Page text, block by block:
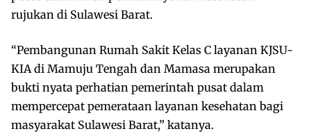
rujukan di Sulawesi Barat.
“Pembangunan Rumah Sakit Kelas C layanan KJSU-
KIA di Mamuju Tengah dan Mamasa merupakan
bukti nyata perhatian pemerintah pusat dalam
mempercepat pemerataan layanan kesehatan bagi
masyarakat Sulawesi Barat,” katanya.